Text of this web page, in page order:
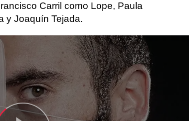
Carril como Lope, Paula
y Joaquín Tejada.